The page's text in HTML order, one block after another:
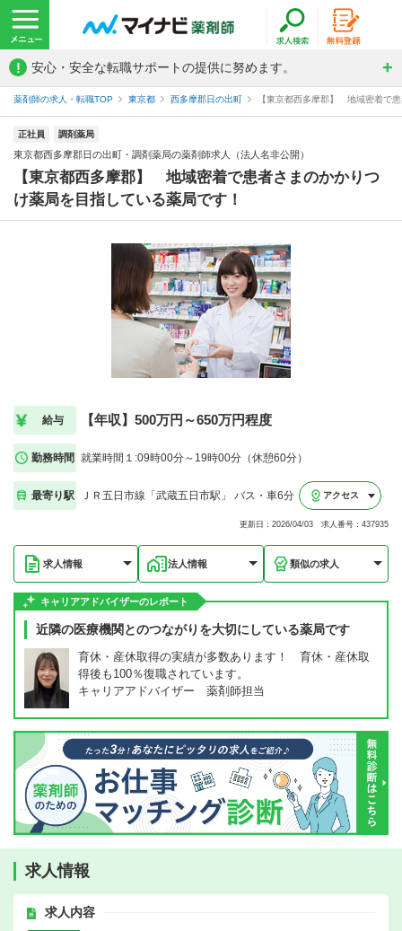
! 安心・安全な転職サポートの提供に努めます。
薬剤師の求人・転職TOP 東京都 西多摩郡日の出町 【東京都西多摩郡】 地域密着で
正社員 調剤薬局
東京都西多摩郡日の出町・調剤薬局の薬剤師求人（法人名非公開）
【東京都西多摩郡】 地域密着で患者さまのかかりつ
け薬局を目指している薬局です！
給与 【年収】500万円～650万円程度
勤務時間 就業時間１:09時00分～19時00分（休憩60分）
最寄り駅 ＪＲ五日市線「武蔵五日市駅」 バス・車6分 アクセス
更新日：2026/04/03 求人番号：437935
求人情報 法人情報 類似の求人
キャリアアドバイザーのレポート
近隣の医療機関とのつながりを大切にしている薬局です
育休・産休取得の実績が多数あります！ 育休・産休取
得後も100％復職されています。
キャリアアドバイザー 薬剤師担当
求人情報
求人内容